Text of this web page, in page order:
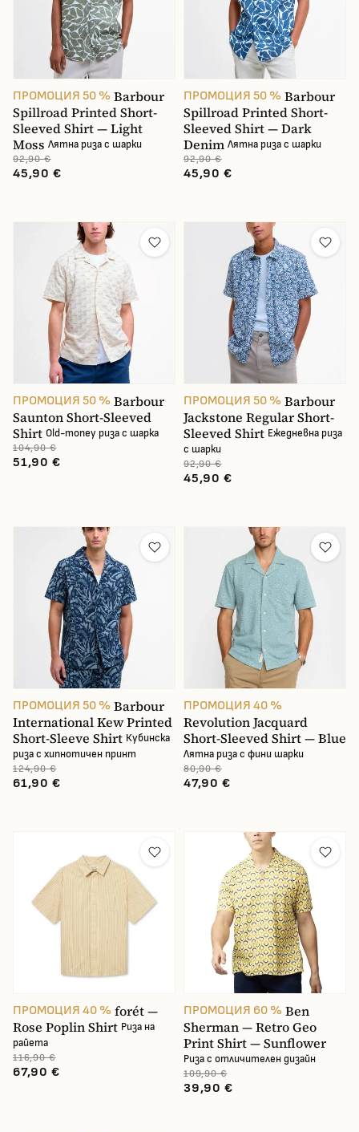
ПРОМОЦИЯ 50 % Barbour
Spillroad Printed Short-
Sleeved Shirt — Light
Moss Лятна риза с шарки
92,90 €
45,90 €
ПРОМОЦИЯ 50 % Barbour
Spillroad Printed Short-
Sleeved Shirt — Dark
Denim Лятна риза с шарки
92,90 €
45,90 €
ПРОМОЦИЯ 50 % Barbour
Saunton Short-Sleeved
Shirt Old-money риза с шарка
104,90 €
51,90 €
ПРОМОЦИЯ 50 % Barbour
Jackstone Regular Short-
Sleeved Shirt Ежедневна риза
с шарки
92,90 €
45,90 €
ПРОМОЦИЯ 50 % Barbour
International Kew Printed
Short-Sleeve Shirt Кубинска
риза с хипнотичен принт
124,90 €
61,90 €
ПРОМОЦИЯ 40 %
Revolution Jacquard
Short-Sleeved Shirt — Blue
Лятна риза с фини шарки
80,90 €
47,90 €
ПРОМОЦИЯ 40 % forét —
Rose Poplin Shirt Риза на
райета
116,90 €
67,90 €
ПРОМОЦИЯ 60 % Ben
Sherman — Retro Geo
Print Shirt — Sunflower
Риза с отличителен дизайн
109,90 €
39,90 €